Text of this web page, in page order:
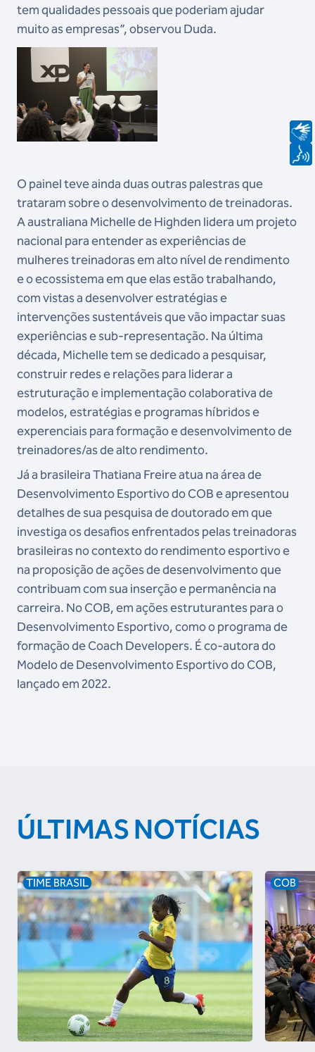
tem qualidades pessoais que poderiam ajudar
muito as empresas”, observou Duda.
O painel teve ainda duas outras palestras que
trataram sobre o desenvolvimento de treinadoras.
A australiana Michelle de Highden lidera um projeto
nacional para entender as experiências de
mulheres treinadoras em alto nível de rendimento
e o ecossistema em que elas estão trabalhando,
com vistas a desenvolver estratégias e
intervenções sustentáveis que vão impactar suas
experiências e sub-representação. Na última
década, Michelle tem se dedicado a pesquisar,
construir redes e relações para liderar a
estruturação e implementação colaborativa de
modelos, estratégias e programas híbridos e
experenciais para formação e desenvolvimento de
treinadores/as de alto rendimento.
Já a brasileira Thatiana Freire atua na área de
Desenvolvimento Esportivo do COB e apresentou
detalhes de sua pesquisa de doutorado em que
investiga os desafios enfrentados pelas treinadoras
brasileiras no contexto do rendimento esportivo e
na proposição de ações de desenvolvimento que
contribuam com sua inserção e permanência na
carreira. No COB, em ações estruturantes para o
Desenvolvimento Esportivo, como o programa de
formação de Coach Developers. É co-autora do
Modelo de Desenvolvimento Esportivo do COB,
lançado em 2022.
ÚLTIMAS NOTÍCIAS
TIME BRASIL COB